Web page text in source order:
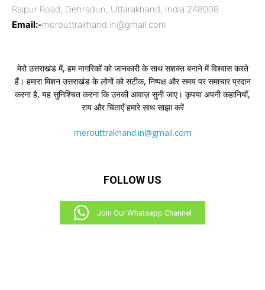
Raipur Road, Dehradun, Uttarakhand, India 248008
Email:-merouttrakhand.in@gmail.com
मेरो उत्तराखंड में, हम नागरिकों को जानकारी के साथ सशक्त बनाने में विश्वास करते
हैं। हमारा मिशन उत्तराखंड के लोगों को सटीक, निष्पक्ष और समय पर समाचार प्रदान
करना है, यह सुनिश्चित करना कि उनकी आवाज़ सुनी जाए। कृपया अपनी कहानियाँ,
राय और चिंताएँ हमारे साथ साझा करें
merouttrakhand.in@gmail.com
FOLLOW US
Join Our Whatsapp Channel